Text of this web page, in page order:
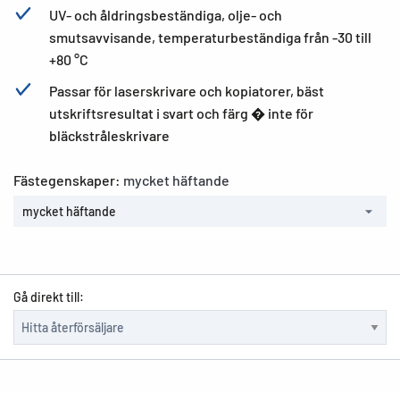
UV- och åldringsbeständiga, olje- och
smutsavvisande, temperaturbeständiga från -30 till
+80 °C
Passar för laserskrivare och kopiatorer, bäst
utskriftsresultat i svart och färg � inte för
bläckstråleskrivare
Fästegenskaper: mycket häftande
mycket häftande
Gå direkt till: